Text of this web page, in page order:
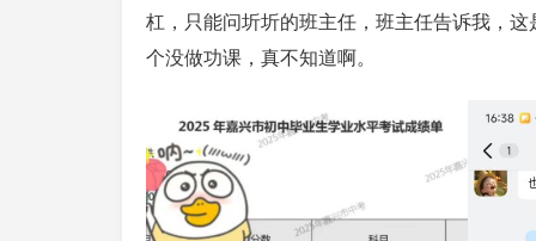
杠，只能问圻圻的班主任，班主任告诉我，
个没做功课，真不知道啊。